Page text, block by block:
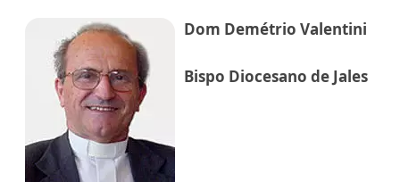
Dom Demétrio Valentini
Bispo Diocesano de Jales